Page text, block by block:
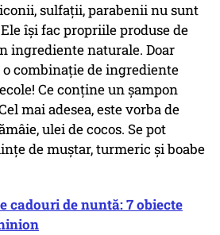
sulfații, parabenii nu sunt
își fac propriile produse de
ingrediente naturale. Doar
combinație de ingrediente
Ce conține un șampon
mai adesea, este vorba de
ulei de cocos. Se pot
de muștar, turmeric și boabe
cadouri de nuntă: 7 obiecte